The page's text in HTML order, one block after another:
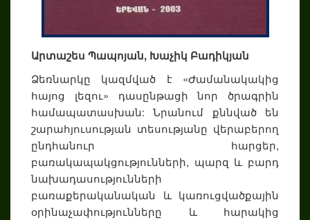
Արտաշես Պապոյան, Խաչիկ Բադիկյան
Ձեռնարկը կազմված է «Ժամանակակից
հայոց լեզու» դասընթացի նոր ծրագրին
համապատասխան: Նրանում քննված են
շարահյուսության տեսությանը վերաբերող
ընդհանուր հարցեր,
բառակապակցությունների, պարզ և բարդ
նախադասությունների
բառաքերականական և կառուցվածքային
օրինաչափությունները և հարակից